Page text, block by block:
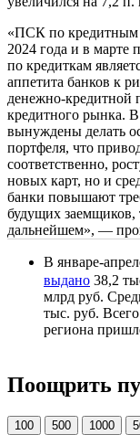
«ПСК по кредитным
2024 года и в марте
по кредиткам
аппетита банков к
денежно-кредитной
кредитного рынка.
вынуждены делать
портфеля, что
соответственно,
новых карт, но и
банки повышают
будущих заемщиков,
дальнейшем», —
В январе-
выдано 38,2
млрд руб.
тыс. руб.
региона
Поощрить
100 500 1000